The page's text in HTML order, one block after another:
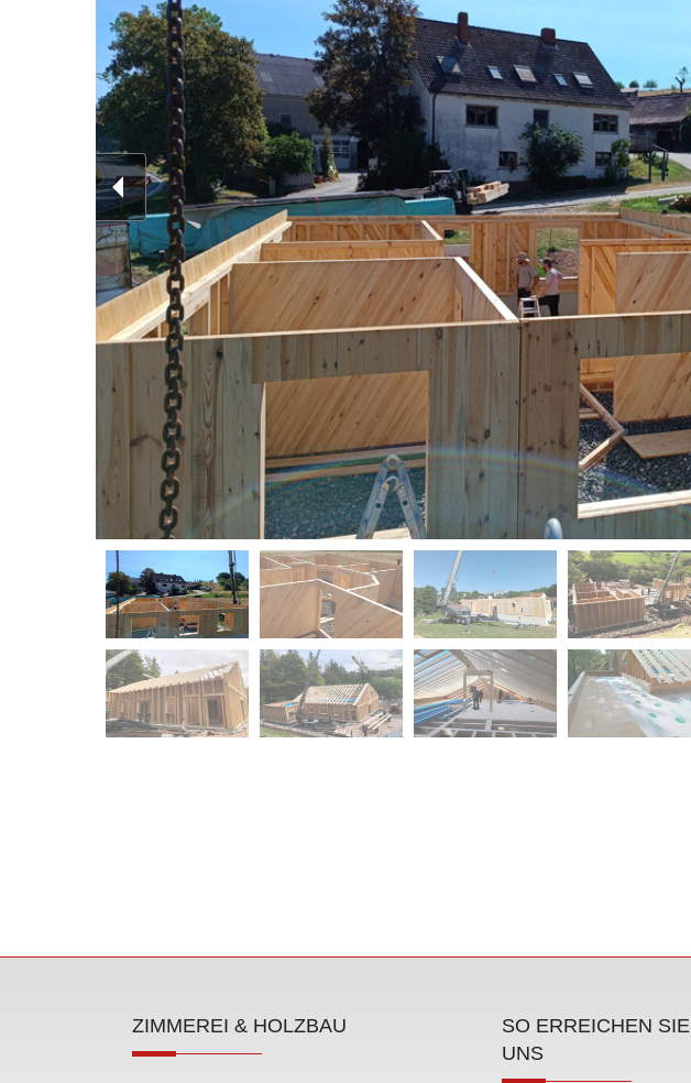
ZIMMEREI & HOLZBAU
SO ERREICHEN SIE
UNS